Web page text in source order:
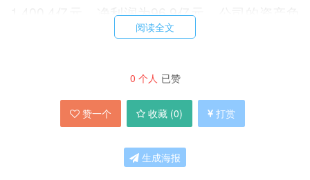
1,400.4亿元，净利润为96.9亿元。公司的资产负
中国联合能源的投资价值如何？
中国联合能源是中国最大的煤炭生产企业之一，其
在煤炭行业具有竞争优势。另外，该公司也在电
力、热力生产和销售等领域拥有业务。虽然近年来
阅读全文
0 个人 已赞
赞一个 收藏 (0) 打赏
生成海报